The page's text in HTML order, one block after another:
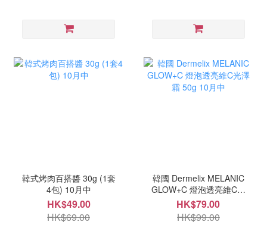
韓式烤肉百搭醬 30g (1套
4包) 10月中
HK$49.00
HK$69.00
韓國 Dermelix MELANIC
GLOW+C 燈泡透亮維C光
澤霜 50g 10月中
HK$79.00
HK$99.00